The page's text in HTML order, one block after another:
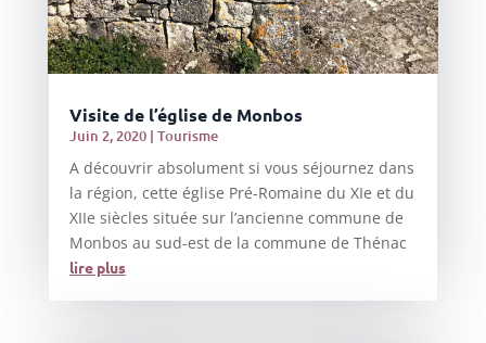
Visite de l’église de Monbos
Juin 2, 2020| Tourisme
A découvrir absolument si vous séjournez dans
la région, cette église Pré-Romaine du XIe et du
XIIe siècles située sur l’ancienne commune de
Monbos au sud-est de la commune de Thénac
lire plus